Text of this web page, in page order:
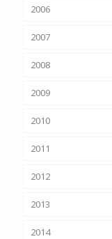
2006
2007
2008
2009
2010
2011
2012
2013
2014